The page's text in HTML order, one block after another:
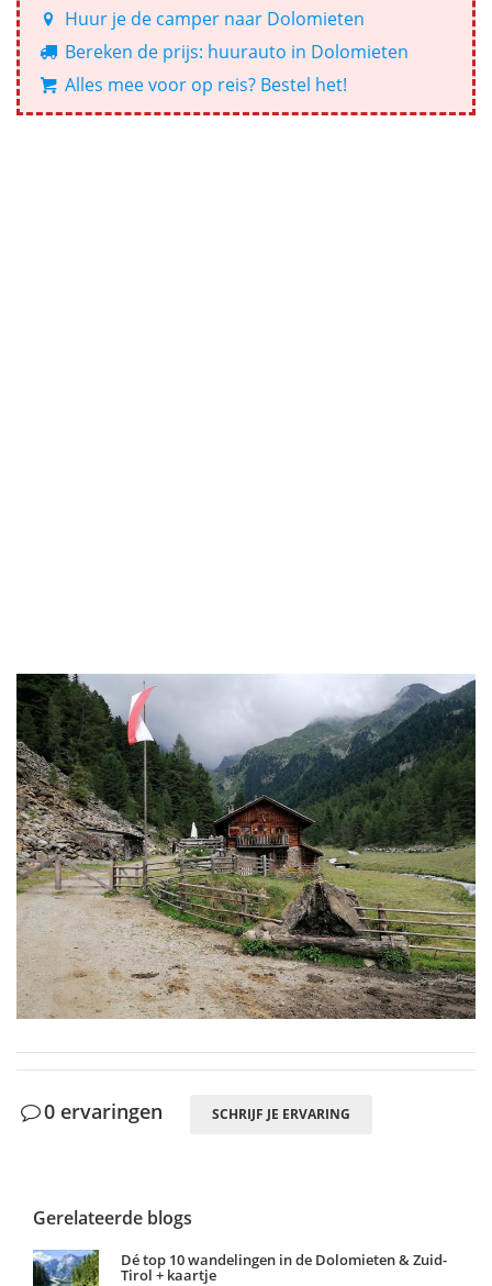
Huur je de camper naar Dolomieten
Bereken de prijs: huurauto in Dolomieten
Alles mee voor op reis? Bestel het!
0 ervaringen SCHRIJF JE ERVARING
Gerelateerde blogs
Dé top 10 wandelingen in de Dolomieten & Zuid-
Tirol + kaartje